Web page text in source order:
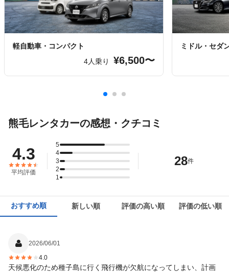
軽自動車・コンパクト
4人乗り
¥6,500〜
ミドル・セダ
熊毛レンタカーの感想・クチコミ
4.3
平均評価
5
4
3
2
1
28件
おすすめ順 新しい順 評価の高い順 評価の低い順
2026/06/01
4.0
天候悪化のため種子島に行く飛行機が欠航になってしまい、計画